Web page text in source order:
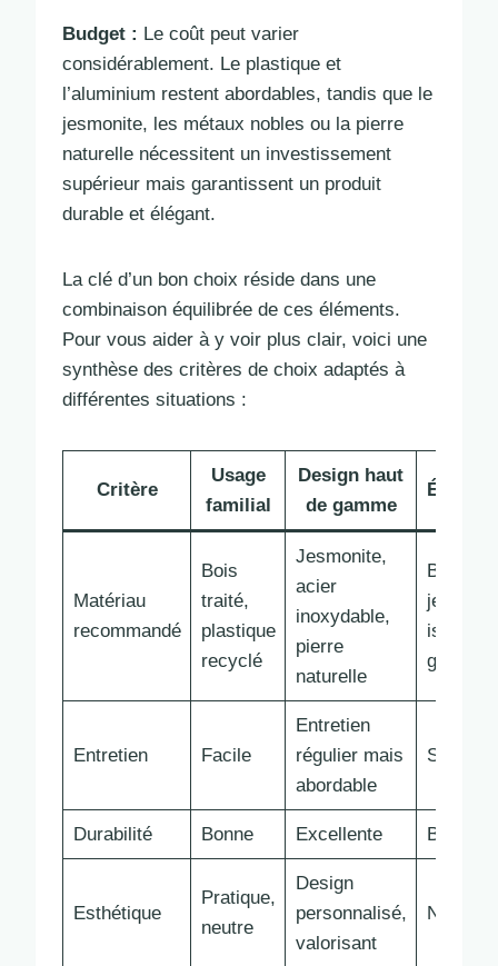
Budget : Le coût peut varier
considérablement. Le plastique et
l’aluminium restent abordables, tandis que le
jesmonite, les métaux nobles ou la pierre
naturelle nécessitent un investissement
supérieur mais garantissent un produit
durable et élégant.
La clé d’un bon choix réside dans une
combinaison équilibrée de ces éléments.
Pour vous aider à y voir plus clair, voici une
synthèse des critères de choix adaptés à
différentes situations :
Critère
Usage
familial
Design haut
de gamme
Matériau
recommandé
Bois
traité,
plastique
recyclé
Jesmonite,
acier
inoxydable,
pierre
naturelle
issu de
gérées
Entretien Facile
Entretien
régulier mais
abordable
Simple
Durabilité Bonne Excellente Bonne
Esthétique
Pratique,
neutre
Design
personnalisé,
valorisant